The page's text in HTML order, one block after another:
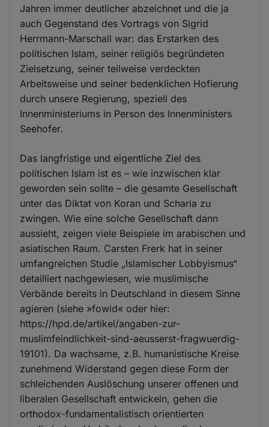
Jahren immer deutlicher abzeichnet und die ja
auch Gegenstand des Vortrags von Sigrid
Herrmann-Marschall war: das Erstarken des
politischen Islam, seiner religiös begründeten
Zielsetzung, seiner teilweise verdeckten
Arbeitsweise und seiner bedenklichen Hofierung
durch unsere Regierung, speziell des
Innenministeriums in Person des Innenministers
Seehofer.
Das langfristige und eigentliche Ziel des
politischen Islam ist es – wie inzwischen klar
geworden sein sollte – die gesamte Gesellschaft
unter das Diktat von Koran und Scharia zu
zwingen. Wie eine solche Gesellschaft dann
aussieht, zeigen viele Beispiele im arabischen und
asiatischen Raum. Carsten Frerk hat in seiner
umfangreichen Studie „Islamischer Lobbyismus“
detailliert nachgewiesen, wie muslimische
Verbände bereits in Deutschland in diesem Sinne
agieren (siehe »fowid« oder hier:
https://hpd.de/artikel/angaben-zur-
muslimfeindlichkeit-sind-aeusserst-fragwuerdig-
19101). Da wachsame, z.B. humanistische Kreise
zunehmend Widerstand gegen diese Form der
schleichenden Auslöschung unserer offenen und
liberalen Gesellschaft entwickeln, gehen die
orthodox-fundamentalistisch orientierten